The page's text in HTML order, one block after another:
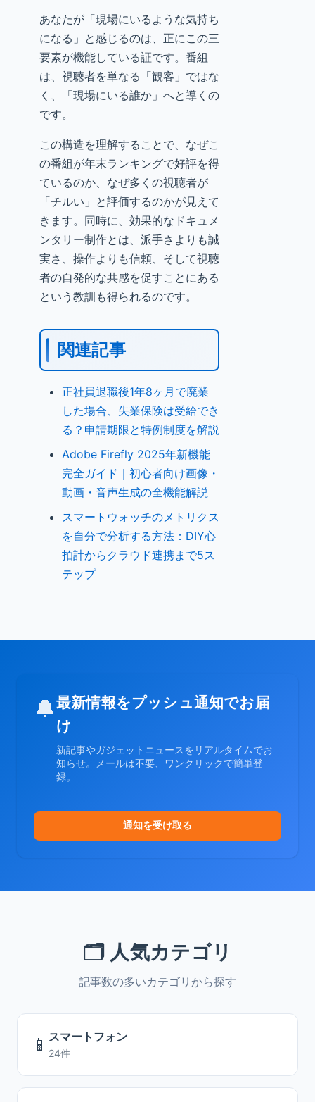
あなたが「現場にいるような気持ち
になる」と感じるのは、正にこの三
要素が機能している証です。番組
は、視聴者を単なる「観客」ではな
く、「現場にいる誰か」へと導くの
です。
この構造を理解することで、なぜこ
の番組が年末ランキングで好評を得
ているのか、なぜ多くの視聴者が
「チルい」と評価するのかが見えて
きます。同時に、効果的なドキュメ
ンタリー制作とは、派手さよりも誠
実さ、操作よりも信頼、そして視聴
者の自発的な共感を促すことにある
という教訓も得られるのです。
関連記事
正社員退職後1年8ヶ月で廃業
した場合、失業保険は受給でき
る？申請期限と特例制度を解説
Adobe Firefly 2025年新機能
完全ガイド｜初心者向け画像・
動画・音声生成の全機能解説
スマートウォッチのメトリクス
を自分で分析する方法：DIY心
拍計からクラウド連携まで5ス
テップ
🔔最新情報をプッシュ通知でお届
け
新記事やガジェットニュースをリアルタイムでお
知らせ。メールは不要、ワンクリックで簡単登
録。
通知を受け取る
🗂️ 人気カテゴリ
記事数の多いカテゴリから探す
📱 スマートフォン
24件